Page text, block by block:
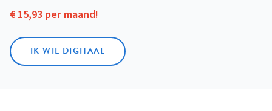
€ 15,93 per maand!
IK WIL DIGITAAL